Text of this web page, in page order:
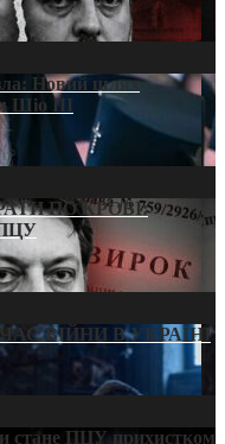
Новий шлях
Шіо III
ПО КРОВІ:
ВІЙНИ В УКРАЇНІ
стане ПЦУ прихистком